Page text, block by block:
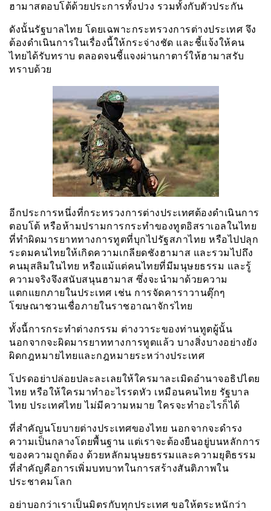
ฮามาสตอบโต้ด้วยประการทั้งปวง รวมทั้งกับตัวประกัน
ดังนั้นรัฐบาลไทย โดยเฉพาะกระทรวงการต่างประเทศ จึง
ต้องดำเนินการในเรื่องนี้ให้กระจ่างชัด และชี้แจ้งให้คน
ไทยได้รับทราบ ตลอดจนชี้แจงผ่านกาตาร์ให้ฮามาสรับ
ทราบด้วย
อีกประการหนึ่งที่กระทรวงการต่างประเทศต้องดำเนินการ
ตอบโต้ หรือห้ามปรามการกระทำของทูตอิสราเอลในไทย
ที่ทำผิดมารยาททางการทูตที่บุกไปรัฐสภาไทย หรือไปปลุก
ระดมคนไทยให้เกิดความเกลียดชังฮามาส และรวมไปถึง
คนมุสลิมในไทย หรือแม้แต่คนไทยที่มีมนุษยธรรม และรู้
ความจริงจึงสนับสนุนฮามาส ซึ่งจะนำมาด้วยความ
แตกแยกภายในประเทศ เช่น การจัดคาราวานตุ๊กๆ
โฆษณาชวนเชื่อภายในราชอาณาจักรไทย
ทั้งนี้การกระทำต่างกรรม ต่างวาระของท่านทูตผู้นั้น
นอกจากจะผิดมารยาททางการทูตแล้ว บางสิ่งบางอย่างยัง
ผิดกฎหมายไทยและกฎหมายระหว่างประเทศ
โปรดอย่าปล่อยปละละเลยให้ใครมาละเมิดอำนาจอธิปไตย
ไทย หรือให้ใครมาทำอะไรรดหัว เหมือนคนไทย รัฐบาล
ไทย ประเทศไทย ไม่มีความหมาย ใครจะทำอะไรก็ได้
ที่สำคัญนโยบายต่างประเทศของไทย นอกจากจะดำรง
ความเป็นกลางโดยพื้นฐาน แต่เราจะต้องยืนอยู่บนหลักการ
ของความถูกต้อง ด้วยหลักมนุษยธรรมและความยุติธรรม
ที่สำคัญคือการเพิ่มบทบาทในการสร้างสันติภาพใน
ประชาคมโลก
อย่าบอกว่าเราเป็นมิตรกับทุกประเทศ ขอให้ตระหนักว่า